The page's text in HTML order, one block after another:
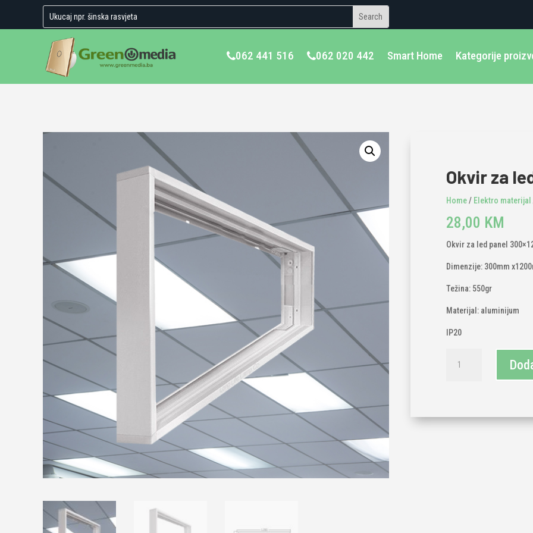
062 441 516 062 020 442 Smart Home Kategorije
Okvir za
Home/ Elektro materijal
28,00 KM
Okvir za led panel
Dimenzije: 300mm
Težina: 550gr
Materijal: aluminijum
IP20
količina